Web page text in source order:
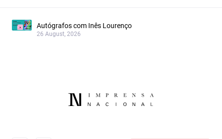
Autógrafos com Inês Lourenço
26 August, 2026